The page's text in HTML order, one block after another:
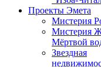
Проекты Эмета
Мистерия
Мистерия
Мёртвой
Звездная